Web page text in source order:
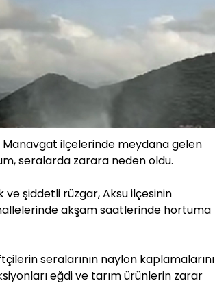
Manavgat ilçelerinde meydana gelen
seralarda zarara neden oldu.
şiddetli rüzgar, Aksu ilçesinin
akşam saatlerinde hortuma
seralarının naylon kaplamalarını
eğdi ve tarım ürünlerin zarar